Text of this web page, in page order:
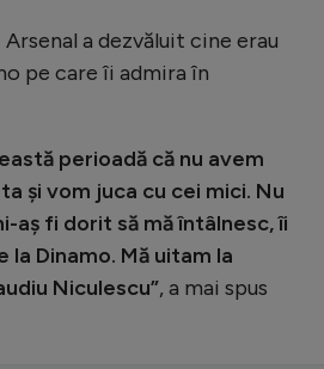
a dezvăluit cine erau
pe care îi admira în
perioadă că nu avem
și vom juca cu cei mici. Nu
aș fi dorit să mă întâlnesc, îi
la Dinamo. Mă uitam la
Niculescu”, a mai spus